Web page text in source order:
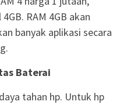
RAM 4GB akan
banyak aplikasi secara
Baterai
tahan hp. Untuk hp